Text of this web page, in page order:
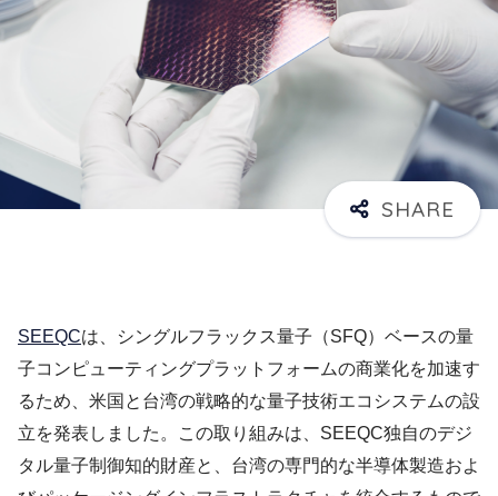
SEEQCは、シングルフラックス量子（SFQ）ベースの量
子コンピューティングプラットフォームの商業化を加速す
るため、米国と台湾の戦略的な量子技術エコシステムの設
立を発表しました。この取り組みは、SEEQC独自のデジ
タル量子制御知的財産と、台湾の専門的な半導体製造およ